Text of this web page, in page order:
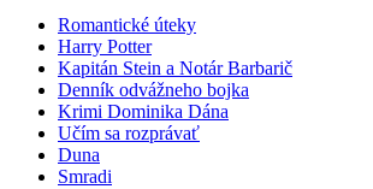
Romantické úteky
Harry Potter
Kapitán Stein a Notár Barbarič
Denník odvážneho bojka
Krimi Dominika Dána
Učím sa rozprávať
Duna
Smradi